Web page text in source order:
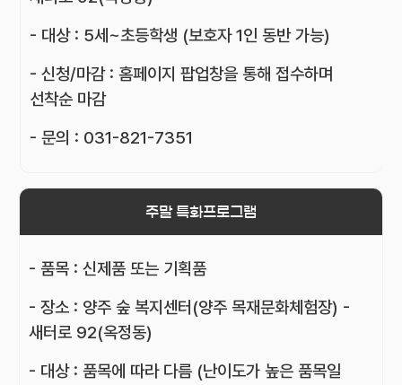
- 대상 : 5세~초등학생 (보호자 1인 동반 가능)
- 신청/마감 : 홈페이지 팝업창을 통해 접수하며
선착순 마감
- 문의 : 031-821-7351
주말 특화프로그램
- 품목 : 신제품 또는 기획품
- 장소 : 양주 숲 복지센터(양주 목재문화체험장) -
새터로 92(옥정동)
- 대상 : 품목에 따라 다름 (난이도가 높은 품목일